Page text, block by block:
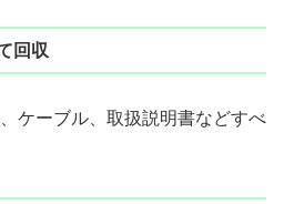
回収
ケーブル、取扱説明書などすべ